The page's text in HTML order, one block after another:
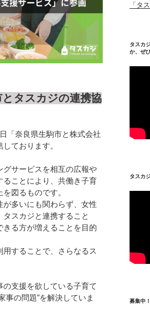
タスカジの連携協
「奈良県生駒市と株式会社
ております。
グサービスを相互の広報や
ることにより、共働き子育
図るものです。
多いにも関わらず、女性
スカジと連携すること
る方が増えることを目的
することで、さらなるス
支援を欲している子育て
事の問題”を解決していま
「タ
タスカ
か、ぜ
タスカ
募集中